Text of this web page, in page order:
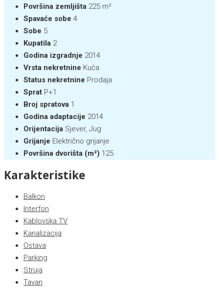
Površina zemljišta 225 m²
Spavaće sobe 4
Sobe 5
Kupatila 2
Godina izgradnje 2014
Vrsta nekretnine Kuća
Status nekretnine Prodaja
Sprat P+1
Broj spratova 1
Godina adaptacije 2014
Orijentacija Sjever, Jug
Grijanje Električno grijanje
Površina dvorišta (m²) 125
Karakteristike
Balkon
Interfon
Kablovska TV
Kanalizacija
Ostava
Parking
Struja
Tavan